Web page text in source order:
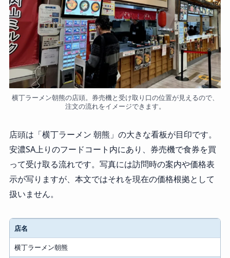
横丁ラーメン朝熊の店頭。券売機と受け取り口の位置が見えるので、
注文の流れをイメージできます。
店頭は「横丁ラーメン 朝熊」の大きな看板が目印です。
安濃SA上りのフードコート内にあり、券売機で食券を買
って受け取る流れです。写真には訪問時の案内や価格表
示が写りますが、本文ではそれを現在の価格根拠として
扱いません。
項目
内容
店名
横丁ラーメン朝熊